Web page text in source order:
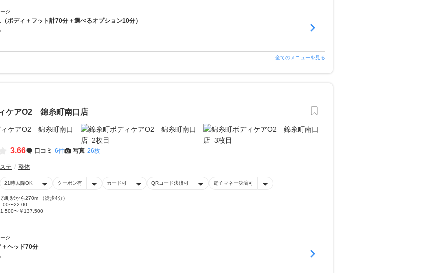
ジ
ボディ＋フット計70分＋選べるオプション10分）
全てのメニューを見る
ケアO2 錦糸町南口店
3.66 口コミ 6件 写真 26枚
テ 整体
21時以降OK クーポン有 カード可 QRコード決済可 電子マネー決済可
町駅から270m （徒歩4分）
〜22:00
1,500〜￥137,500
ジ
＋ヘッド70分